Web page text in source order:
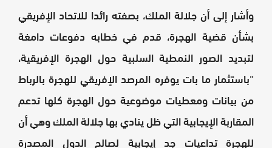
وأشار إلى أن جلالة الملك، بصفته رائدا للاتحاد الإفريقي
بشأن قضية الهجرة، قدم في خطابه دفوعات دامغة
لتبديد الصور النمطية السلبية حول الهجرة الإفريقية،
“باستثمار ما بات يوفره المرصد الإفريقي للهجرة بالرباط
من بيانات ومعطيات موضوعية حول الهجرة كلها تدعم
المقاربة الإيجابية التي ظل ينادي بها جلالة الملك وهي أن
للهجرة تداعيات جد إيجابية لصالح الدول المصدرة